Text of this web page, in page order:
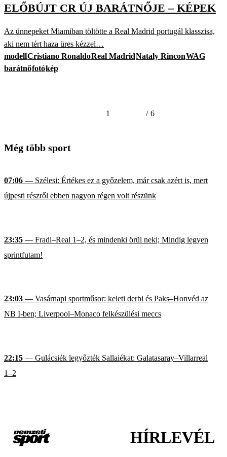
ELŐBÚJT CR ÚJ BARÁTNŐJE – KÉPEK
Az ünnepeket Miamiban töltötte a Real Madrid portugál klasszisa,
aki nem tért haza üres kézzel…
modellCristiano RonaldoReal MadridNataly RinconWAG
barátnőfotókép
1 / 6
Még több sport
07:06 — Szélesi: Értékes ez a győzelem, már csak azért is, mert
újpesti részről ebben nagyon régen volt részünk
23:35 — Fradi–Real 1–2, és mindenki örül neki; Mindig legyen
sprintfutam!
23:03 — Vasárnapi sportműsor: keleti derbi és Paks–Honvéd az
NB I-ben; Liverpool–Monaco felkészülési meccs
22:15 — Gulácsiék legyőzték Sallaiékat: Galatasaray–Villarreal
1–2
HÍRLEVÉL